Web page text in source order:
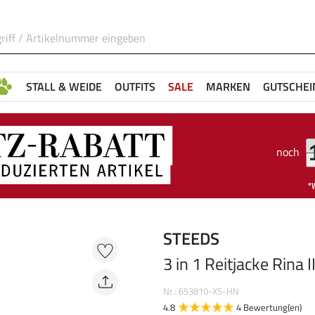
STALL & WEIDE OUTFITS SALE MARKEN
noch
STEEDS
3 in 1 Reitjacke Rina II
Nr.: 653810-XS-HN
4.8
4 Bewertung(en)